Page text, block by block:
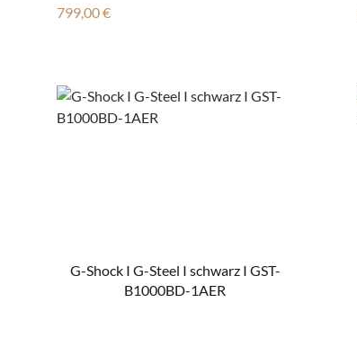
Regulärer Preis:
799,00 €
G-Shock I G-Steel I schwarz I GST-
B1000BD-1AER